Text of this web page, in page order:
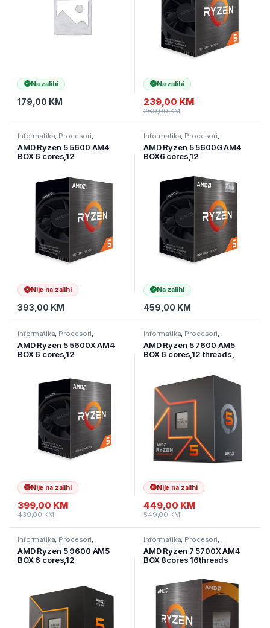
Na zalihi
179,00 KM
Na zalihi
239,00 KM
269,00KM
Informatika, Procesori,
Računarske Komponente
AMD Ryzen 5 5600 AM4
BOX 6 cores,12
Nije na zalihi
393,00 KM
Informatika, Procesori,
Računarske Komponente
AMD Ryzen 5 5600G AM4
BOX6 cores,12
Na zalihi
459,00 KM
Informatika, Procesori,
Računarske Komponente
AMD Ryzen 5 5600X AM4
BOX 6 cores,12
Nije na zalihi
399,00 KM
439,00KM
Informatika, Procesori,
Računarske Komponente
AMD Ryzen 5 7600 AM5
BOX 6 cores,12 threads,
Nije na zalihi
449,00 KM
549,00KM
Informatika, Procesori,
Računarske Komponente
AMD Ryzen 5 9600 AM5
BOX 6 cores,12
Informatika, Procesori,
Računarske Komponente
AMD Ryzen 7 5700X AM4
BOX 8cores 16threads